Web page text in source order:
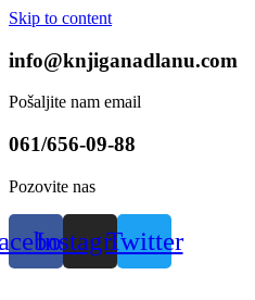
Skip to content
info@knjiganadlanu.com
Pošaljite nam email
061/656-09-88
Pozovite nas
InstagramTwitter